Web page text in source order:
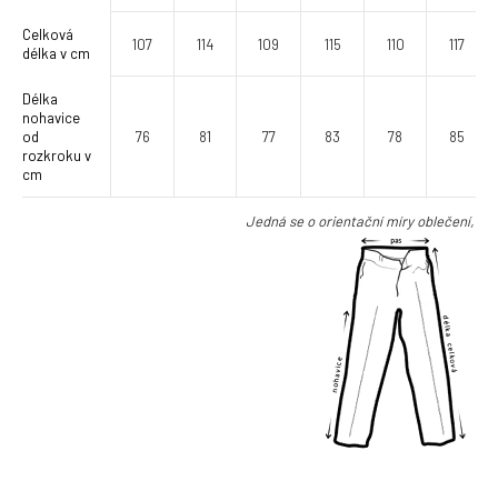
Celková
délka v cm
107 114 109 115 110 117
Délka
nohavice
od
rozkroku v
cm
76 81 77 83 78 85
Jedná se o orientační míry oblečení,